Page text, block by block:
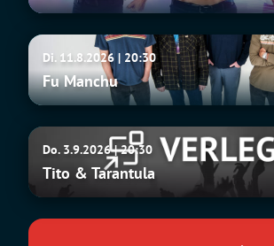
Fu
Manchu
Di. 11.8.2026 | 20:30
Fu Manchu
Tito
Tarantula
Do. 3.9.2026 | 20:30
Tito & Tarantula